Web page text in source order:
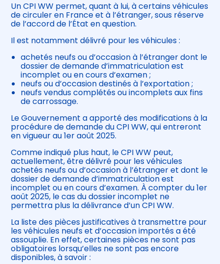
Un CPI WW permet, quant à lui, à certains véhicules
de circuler en France et à l’étranger, sous réserve
de l’accord de l’État en question.
Il est notamment délivré pour les véhicules :
achetés neufs ou d’occasion à l’étranger dont le
dossier de demande d’immatriculation est
incomplet ou en cours d’examen ;
neufs ou d’occasion destinés à l’exportation ;
neufs vendus complétés ou incomplets aux fins
de carrossage.
Le Gouvernement a apporté des modifications à la
procédure de demande du CPI WW, qui entreront
en vigueur au 1er août 2025.
Comme indiqué plus haut, le CPI WW peut,
actuellement, être délivré pour les véhicules
achetés neufs ou d’occasion à l’étranger et dont le
dossier de demande d’immatriculation est
incomplet ou en cours d’examen. À compter du 1er
août 2025, le cas du dossier incomplet ne
permettra plus la délivrance d’un CPI WW.
La liste des pièces justificatives à transmettre pour
les véhicules neufs et d’occasion importés a été
assouplie. En effet, certaines pièces ne sont pas
obligatoires lorsqu’elles ne sont pas encore
disponibles, à savoir :